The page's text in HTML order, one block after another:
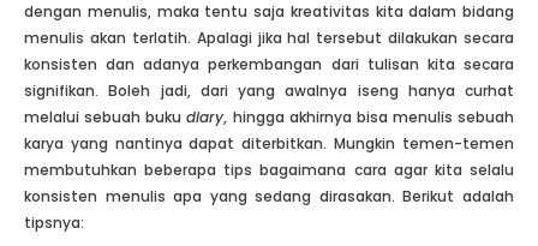
dengan menulis, maka tentu saja kreativitas kita dalam bidang
menulis akan terlatih. Apalagi jika hal tersebut dilakukan secara
konsisten dan adanya perkembangan dari tulisan kita secara
signifikan. Boleh jadi, dari yang awalnya iseng hanya curhat
melalui sebuah bukudiary, hingga akhirnya bisa menulis sebuah
karya yang nantinya dapat diterbitkan. Mungkin temen-temen
membutuhkan beberapa tips bagaimana cara agar kita selalu
konsisten menulis apa yang sedang dirasakan. Berikut adalah
tipsnya: